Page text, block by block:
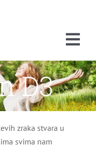
POČETNA
O NAMA
PROIZVODI
D3
zraka stvara u
svima nam